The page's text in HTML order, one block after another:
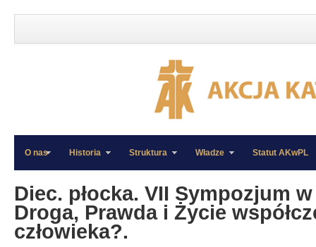
»
»
O nas Historia Struktura Władze Statut AKwPL
Diec. płocka. VII Sympozjum
Droga, Prawda i Życie
człowieka?.